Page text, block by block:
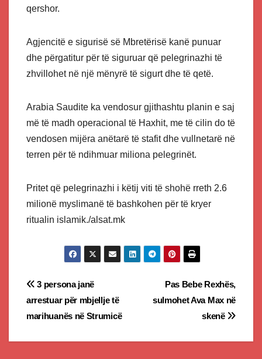
qershor.
Agjencitë e sigurisë së Mbretërisë kanë punuar
dhe përgatitur për të siguruar që pelegrinazhi të
zhvillohet në një mënyrë të sigurt dhe të qetë.
Arabia Saudite ka vendosur gjithashtu planin e saj
më të madh operacional të Haxhit, me të cilin do të
vendosen mijëra anëtarë të stafit dhe vullnetarë në
terren për të ndihmuar miliona pelegrinët.
Pritet që pelegrinazhi i këtij viti të shohë rreth 2.6
milionë myslimanë të bashkohen për të kryer
ritualin islamik./alsat.mk
Post
navigation
Pas Bebe Rexhës,
sulmohet Ava Max në
skenë
3 persona janë
arrestuar për mbjellje të
marihuanës në Strumicë